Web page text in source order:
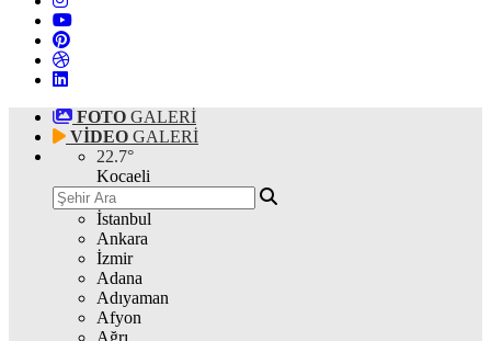
FOTO GALERİ
VİDEO GALERİ
22.7°
Kocaeli
İstanbul
Ankara
İzmir
Adana
Adıyaman
Afyon
Ağrı